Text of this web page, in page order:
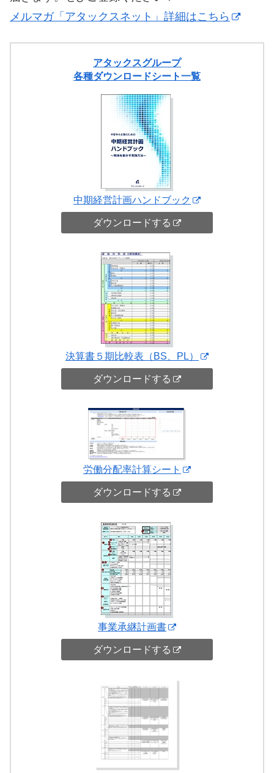
メルマガ「アタックスネット」詳細はこちら
アタックスグループ
各種ダウンロードシート一覧
中期経営計画ハンドブック
ダウンロードする
決算書５期比較表（BS、PL）
ダウンロードする
労働分配率計算シート
ダウンロードする
事業承継計画書
ダウンロードする